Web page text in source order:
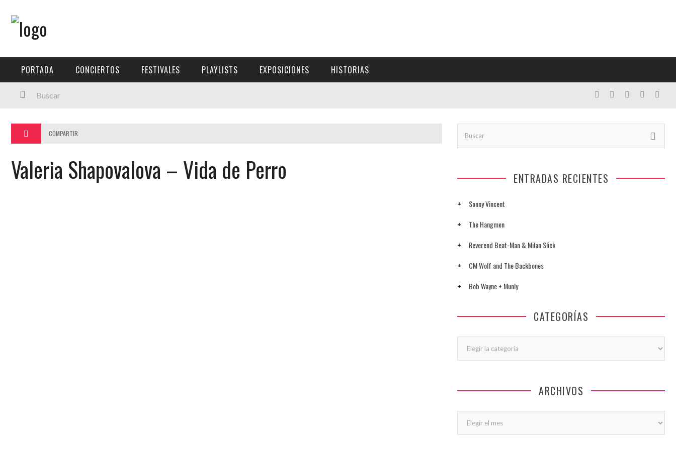
PORTADA
PLAYLISTS
HISTORIAS
PORTADA CONCIERTOS FESTIVALES PLAYLISTS EXPOSICIONES HISTORIAS
COMPARTIR
Valeria Shapovalova – Vida de Perro ENTRADAS RECIENTES
Sonny Vincent
The Hangmen
Reverend Beat-Man & Milan Slick
CM Wolf and The Backbones
Bob Wayne + Munly
CATEGORÍAS
ARCHIVOS